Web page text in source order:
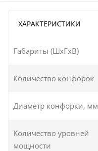
ХАРАКТЕРИСТИКИ
Габариты (ШxГxВ)
Количество конфорок
Диаметр конфорки, мм
Количество уровней
мощности